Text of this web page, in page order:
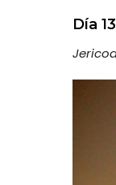
Día 13